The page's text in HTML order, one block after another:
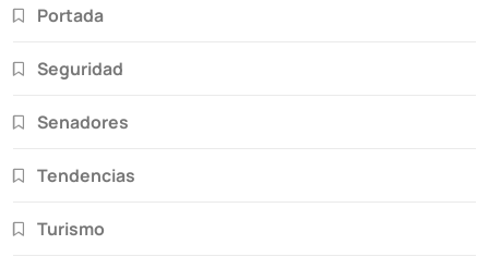
Portada
Seguridad
Senadores
Tendencias
Turismo